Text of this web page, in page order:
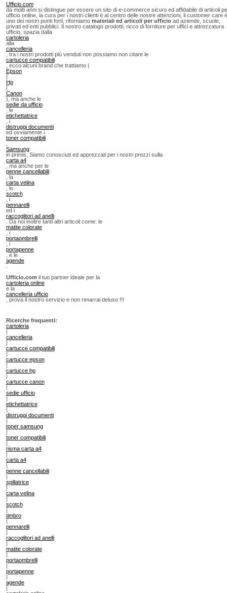
Ufficio.com
da molti anni si distingue per essere un sito di e-commerce sicuro ed affidabile di articoli
ufficio online, la cura per i nostri clienti è al centro delle nostre attenzioni, il customer care è
uno dei nostri punti forti, riforniamo materiali ed articoli per ufficioad aziende, scuole,
privati ed enti pubblici. Il nostro catalogo prodotti, ricco di forniture per uffici e attrezzatura
ufficio, spazia dalla
cartoleria
alla
cancelleria
, tra i nostri prodotti più venduti non possiamo non citare le
cartucce compatibili
, ecco alcuni brand che trattiamo (
Epson
|
Hp
|
Canon
), ma anche le
sedie da ufficio
, le
etichettatrice
, i
distruggi documenti
ed ovviamente i
toner compatibili
Samsung
in primis. Siamo conosciuti ed apprezzati per i nostri prezzi sulla
carta a4
, ma anche per le
penne cancellabili
, la
carta velina
, lo
scotch
, i
pennarelli
ed i
raccoglitori ad anelli
. Da noi inoltre tanti altri articoli come: le
matite colorate
, i
portaombrelli
, i
portapenne
, e le
agende
Ufficio.com il tuo partner ideale per la
cartoleria online
e la
cancelleria ufficio
, prova il nostro servizio e non rimarrai deluso !!!
Ricerche frequenti:
cartoleria
|
cancelleria
|
cartucce compatibili
|
cartucce epson
|
cartucce hp
|
cartucce canon
|
sedie ufficio
|
etichettatrice
|
distruggi documenti
|
toner samsung
|
toner compatibili
|
risma carta a4
|
carta a4
|
penne cancellabili
|
spillatrice
|
carta velina
|
scotch
|
timbro
|
pennarelli
|
raccoglitori ad anelli
|
matite colorate
|
portaombrelli
|
portapenne
|
agende
|